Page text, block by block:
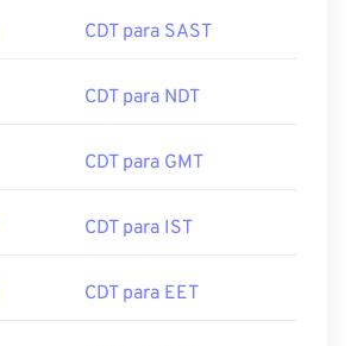
CDT para SAST
CDT para NDT
CDT para GMT
CDT para IST
CDT para EET